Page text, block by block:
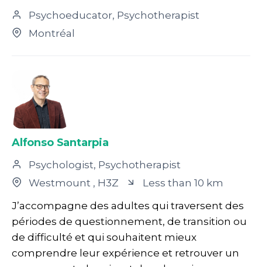
Psychoeducator, Psychotherapist
Montréal
Alfonso Santarpia
Psychologist, Psychotherapist
Westmount , H3Z
Less than 10 km
J’accompagne des adultes qui traversent des
périodes de questionnement, de transition ou
de difficulté et qui souhaitent mieux
comprendre leur expérience et retrouver un